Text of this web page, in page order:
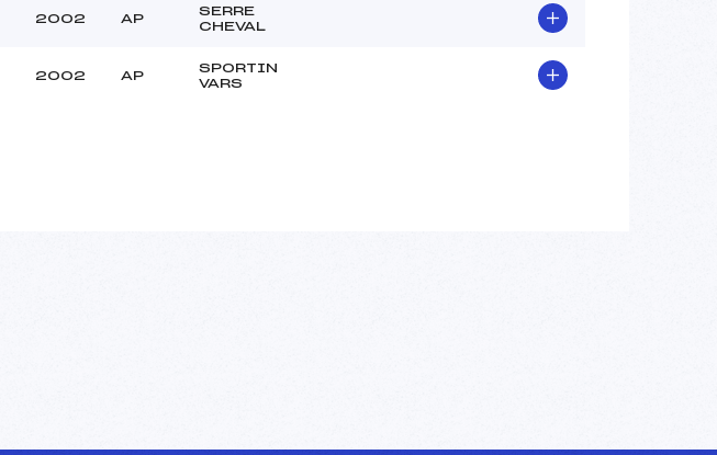
2002 AP
SERRE
CHEVAL
2002 AP
SPORTIN
VARS